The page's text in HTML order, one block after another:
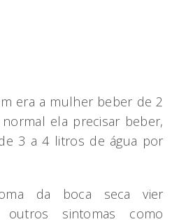
era a mulher beber de 2
ela precisar beber,
3 a 4 litros de água por
da boca seca vier
outros sintomas como